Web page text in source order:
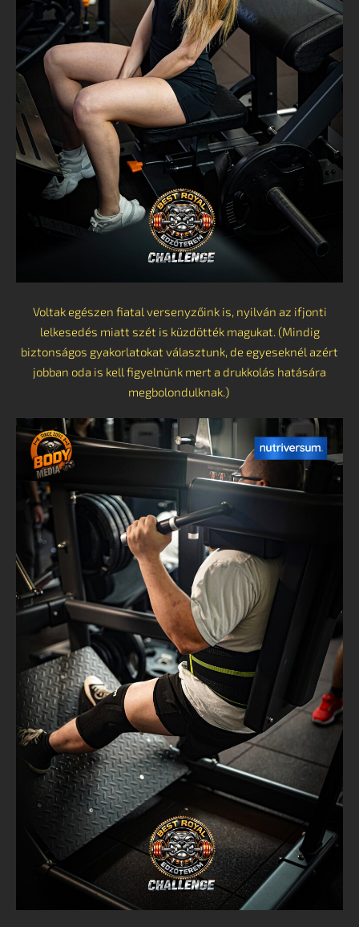
Voltak egészen fiatal versenyzőink is, nyilván az ifjonti
lelkesedés miatt szét is küzdötték magukat. (Mindig
biztonságos gyakorlatokat választunk, de egyeseknél azért
jobban oda is kell figyelnünk mert a drukkolás hatására
megbolondulknak.)